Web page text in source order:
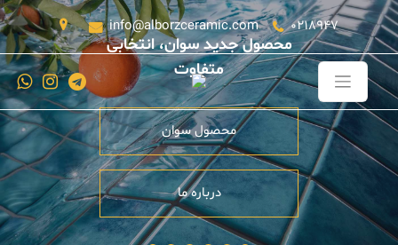
0218947
info@alborzceramic.com
محصول جدید سوان، انتخابی
متفاوت
محصول سوان
درباره ما